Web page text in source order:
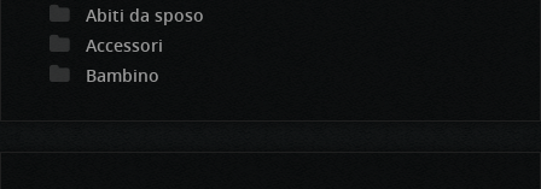
Abiti da sposo
Accessori
Bambino